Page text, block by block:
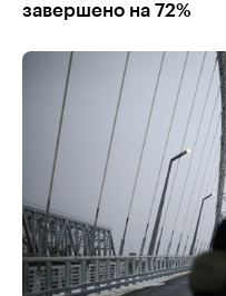
завершено на 72%